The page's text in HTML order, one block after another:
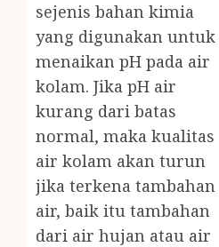
sejenis bahan kimia
yang digunakan untuk
menaikan pH pada air
kolam. Jika pH air
kurang dari batas
normal, maka kualitas
air kolam akan turun
jika terkena tambahan
air, baik itu tambahan
dari air hujan atau air